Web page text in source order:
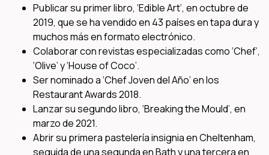
Publicar su primer libro, ‘Edible Art’, en octubre de
2019, que se ha vendido en 43 países en tapa dura y
muchos más en formato electrónico.
Colaborar con revistas especializadas como ‘Chef’,
‘Olive’ y ‘House of Coco’.
Ser nominado a ‘Chef Joven del Año’ en los
Restaurant Awards 2018.
Lanzar su segundo libro, ‘Breaking the Mould’, en
marzo de 2021.
Abrir su primera pastelería insignia en Cheltenham,
seguida de una segunda en Bath y una tercera en